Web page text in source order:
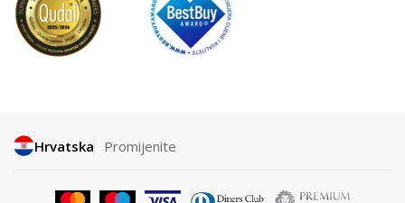
Hrvatska Promijenite